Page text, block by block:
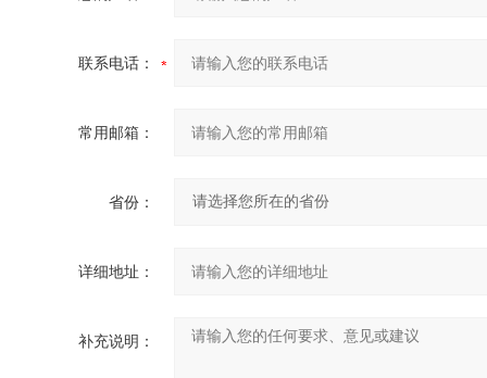
联系电话：
常用邮箱：
省份：
详细地址：
补充说明：